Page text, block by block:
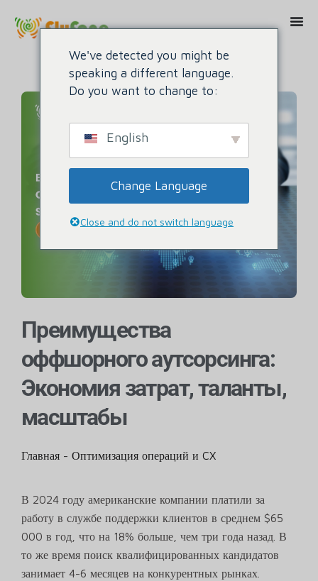
Преимущества
оффшорного аутсорсинга:
Экономия затрат, таланты,
масштабы
Главная - Оптимизация операций и CX
В 2024 году американские компании платили за
работу в службе поддержки клиентов в среднем $65
000 в год, что на 18% больше, чем три года назад. В
то же время поиск квалифицированных кандидатов
занимает 4-6 месяцев на конкурентных рынках.
We've detected you might be
speaking a different language.
Do you want to change to:
English
Change Language
Close and do not switch language